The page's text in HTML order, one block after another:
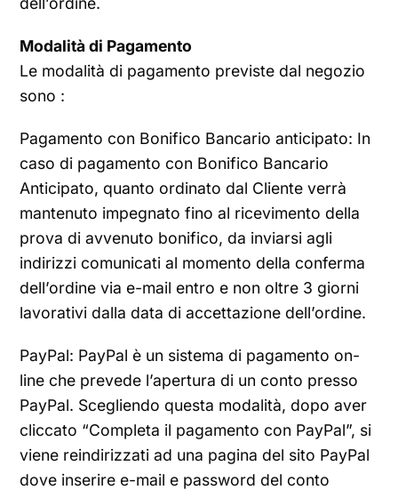
Modalità di Pagamento
Le modalità di pagamento previste dal negozio
sono :
Pagamento con Bonifico Bancario anticipato: In
caso di pagamento con Bonifico Bancario
Anticipato, quanto ordinato dal Cliente verrà
mantenuto impegnato fino al ricevimento della
prova di avvenuto bonifico, da inviarsi agli
indirizzi comunicati al momento della conferma
dell’ordine via e-mail entro e non oltre 3 giorni
lavorativi dalla data di accettazione dell’ordine.
PayPal: PayPal è un sistema di pagamento on-
line che prevede l’apertura di un conto presso
PayPal. Scegliendo questa modalità, dopo aver
cliccato “Completa il pagamento con PayPal”, si
viene reindirizzati ad una pagina del sito PayPal
dove inserire e-mail e password del conto